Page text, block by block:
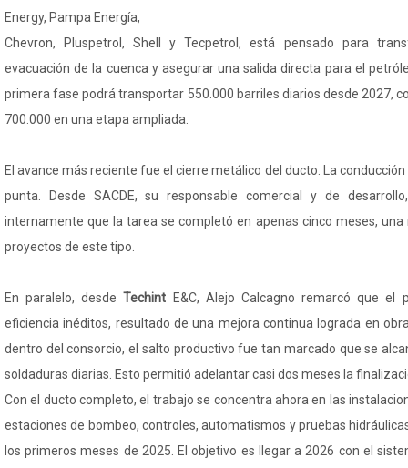
Energy, Pampa Energía,
Chevron, Pluspetrol, Shell y Tecpetrol, está pensado para
evacuación de la cuenca y asegurar una salida directa para el
primera fase podrá transportar 550.000 barriles diarios desde 2027,
700.000 en una etapa ampliada.
El avance más reciente fue el cierre metálico del ducto. La
punta. Desde SACDE, su responsable comercial y de
internamente que la tarea se completó en apenas cinco meses,
proyectos de este tipo.
En paralelo, desdeTechint
E&C, Alejo Calcagno remarcó que el
eficiencia inéditos, resultado de una mejora continua lograda en
dentro del consorcio, el salto productivo fue tan marcado que se
soldaduras diarias. Esto permitió adelantar casi dos meses la
Con el ducto completo, el trabajo se concentra ahora en las
estaciones de bombeo, controles, automatismos y pruebas
los primeros meses de 2025. El objetivo es llegar a 2026 con el